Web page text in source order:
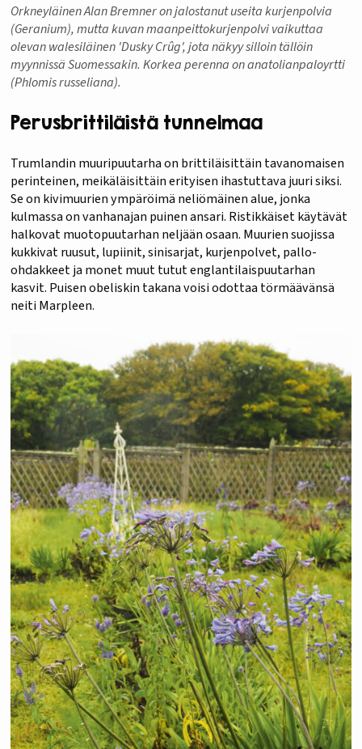
Orkneyläinen Alan Bremner on jalostanut useita kurjenpolvia
(Geranium), mutta kuvan maanpeittokurjenpolvi vaikuttaa
olevan walesiläinen 'Dusky Crûg', jota näkyy silloin tällöin
myynnissä Suomessakin. Korkea perenna on anatolianpaloyrtti
(Phlomis russeliana).
Perusbrittiläistä tunnelmaa
Trumlandin muuripuutarha on brittiläisittäin tavanomaisen
perinteinen, meikäläisittäin erityisen ihastuttava juuri siksi.
Se on kivimuurien ympäröimä neliömäinen alue, jonka
kulmassa on vanhanajan puinen ansari. Ristikkäiset käytävät
halkovat muotopuutarhan neljään osaan. Muurien suojissa
kukkivat ruusut, lupiinit, sinisarjat, kurjenpolvet, pallo-
ohdakkeet ja monet muut tutut englantilaispuutarhan
kasvit. Puisen obeliskin takana voisi odottaa törmäävänsä
neiti Marpleen.